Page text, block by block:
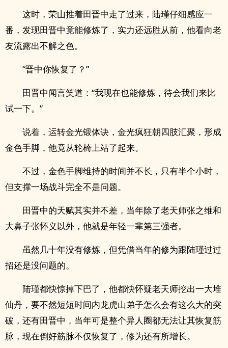
这时，荣山推着田晋中走了过来，陆瑾仔细感应一
番，发现田晋中竟能修炼了，实力还远胜从前，他看向老
友流露出不解之色。
“晋中你恢复了？”
田晋中闻言笑道：“我现在也能修炼，待会我们来比
试一下。”
说着，运转金光锻体诀，金光疯狂朝四肢汇聚，形成
金色手脚，他竟从轮椅上站了起来。
不过，金色手脚维持的时间并不长，只有半个小时，
但支撑一场战斗完全不是问题。
田晋中的天赋其实并不差，当年除了老天师张之维和
大鼻子张怀义以外，他就是年轻一辈第三强者。
虽然几十年没有修炼，但凭借当年的修为跟陆瑾过过
招还是没问题的。
陆瑾都快惊掉下巴了，他都快怀疑老天师挖出一大堆
仙丹，要不然短短时间内龙虎山弟子怎么会有这么大的突
破，还有田晋中，当年可是整个异人圈都无法让其恢复筋
脉，现在倒好筋脉不仅恢复了，修为还有所增长。